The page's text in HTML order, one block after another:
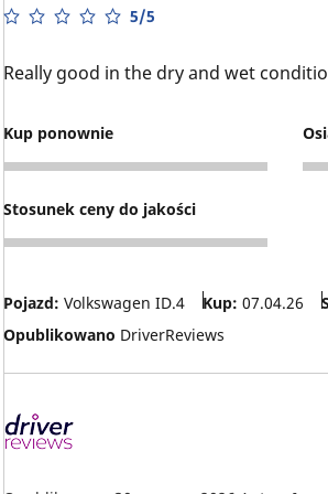
5/5
Really good in the dry and wet
Kup ponownie
5 4
Stosunek ceny do jakości
4
Pojazd: Volkswagen ID.4 Kup: 07.04.26
Opublikowano DriverReviews